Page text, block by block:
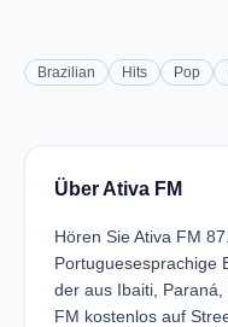
Brazilian Hits Pop
Über Ativa FM
Hören Sie Ativa FM
Portuguesesprachige
der aus Ibaiti,
FM kostenlos auf